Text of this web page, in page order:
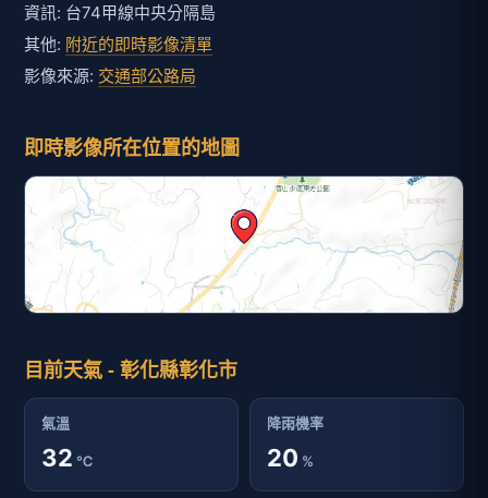
資訊: 台74甲線中央分隔島
其他: 附近的即時影像清單
影像來源: 交通部公路局
即時影像所在位置的地圖
目前天氣 - 彰化縣彰化市
氣溫
32 ℃
降雨機率
20 %